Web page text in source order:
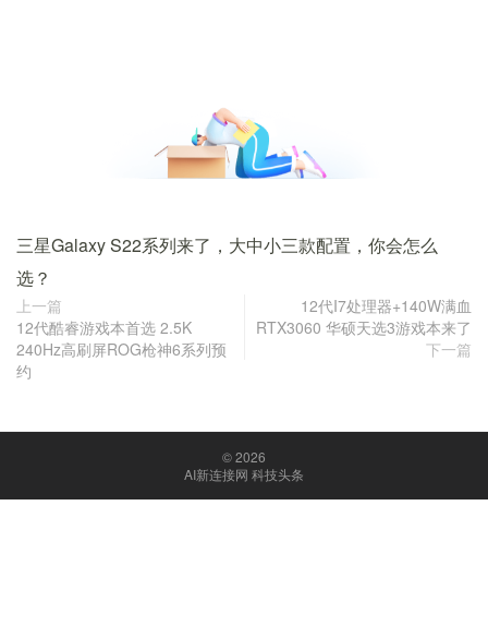
三星Galaxy S22系列来了，大中小三款配置，你会怎么
选？
上一篇
12代酷睿游戏本首选 2.5K
240Hz高刷屏ROG枪神6系列预
约
12代I7处理器+140W满血
RTX3060 华硕天选3游戏本来了
下一篇
© 2026
AI新连接网 科技头条